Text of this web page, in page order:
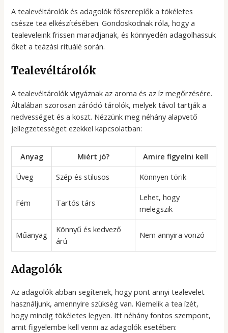
A tealevéltárolók és adagolók főszereplők a tökéletes
csésze tea elkészítésében. Gondoskodnak róla, hogy a
tealeveleink frissen maradjanak, és könnyedén adagolhassuk
őket a teázási rituálé során.
Tealevéltárolók
A tealevéltárolók vigyáznak az aroma és az íz megőrzésére.
Általában szorosan záródó tárolók, melyek távol tartják a
nedvességet és a koszt. Nézzünk meg néhány alapvető
jellegzetességet ezekkel kapcsolatban:
Anyag Miért jó?
Amire figyelni kell
Üveg
Szép és stilusos Könnyen törik
Fém Tartós társ
Lehet, hogy
melegszik
Műanyag
Könnyű és kedvező
árú
Nem annyira vonzó
Adagolók
Az adagolók abban segítenek, hogy pont annyi tealevelet
használjunk, amennyire szükség van. Kiemelik a tea ízét,
hogy mindig tökéletes legyen. Itt néhány fontos szempont,
amit figyelembe kell venni az adagolók esetében: